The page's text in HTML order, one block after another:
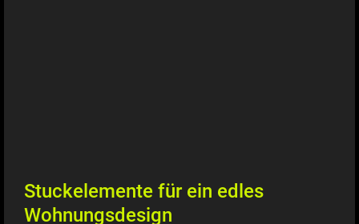
Stuckelemente für ein edles
Wohnungsdesign